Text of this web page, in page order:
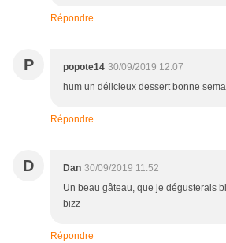
Répondre
P popote14 30/09/2019 12:07
hum un délicieux dessert bonne
Répondre
D Dan 30/09/2019 11:52
Un beau gâteau, que je dégusterais
bizz
Répondre